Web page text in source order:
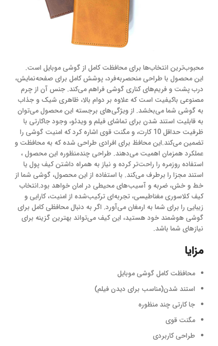
محبوب‌ترین انتخاب‌ها برای محافظت کامل از گوشی موبایل است.
این محصول با طراحی منحصربه‌فرد، پوشش کامل برای صفحه‌نمایش،
درب پشت و فریم‌های کناری گوشی فراهم می‌کند. جنس آن از چرم
مصنوعی باکیفیت است که علاوه بر دوام بالا، ظاهری شیک و جذاب
به گوشی شما می‌بخشد. از ویژگی‌های برجسته این محصول می‌توان
به قابلیت استند شدن برای تماشای فیلم و ویدئو، وجود جاکارتی با
ظرفیت حداقل 10 کارت، و مگنت قوی اشاره کرد که امنیت گوشی را
تضمین می‌کند.این محافظ برای افرادی طراحی شده که به محافظت و
عملکرد همزمان اهمیت می‌دهند. طراحی چندمنظوره این محصول ،
استفاده روزمره را راحت‌تر کرده و نیاز به همراه داشتن کیف پول یا
استند مجزا را برطرف می‌کند. با استفاده از این محصول، گوشی شما از
خط و خش، ضربه و آسیب‌های محیطی در امان خواهد بود.انتخاب
کیف کلاسوری مغناطیسی، تجربه‌ای ترکیب‌شده از امنیت، کارایی و
زیبایی را برای شما به ارمغان می‌آورد. اگر به دنبال محافظی کامل برای
گوشی هوشمند خود هستید، این کیف می‌تواند بهترین گزینه برای
نیازهای شما باشد.
مزایا
محافظت کامل گوشی موبایل
استند شدن(مناسب برای دیدن فیلم)
جا کارتی چند منظوره
مگنت قوی
طراحی کاربردی